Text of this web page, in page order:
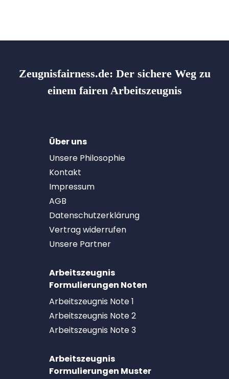
Zeugnisfairness.de: Der sichere Weg zu
einem fairen Arbeitszeugnis
Über uns
Unsere Philosophie
Kontakt
Impressum
AGB
Datenschutzerklärung
Vertrag widerrufen
Unsere Partner
Arbeitszeugnis
Formulierungen Noten
Arbeitszeugnis Note 1
Arbeitszeugnis Note 2
Arbeitszeugnis Note 3
Arbeitszeugnis
Formulierungen Muster